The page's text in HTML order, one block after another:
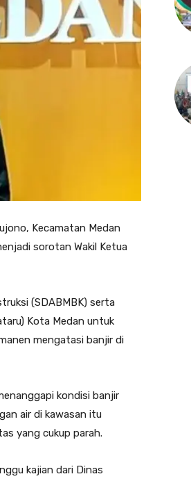
Kecamatan Medan
sorotan Wakil Ketua
(SDABMBK) serta
Kota Medan untuk
mengatasi banjir di
kondisi banjir
air di kawasan itu
yang cukup parah.
kajian dari Dinas